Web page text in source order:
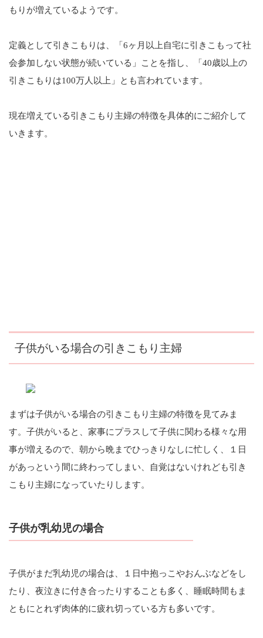
もりが増えているようです。
定義として引きこもりは、「6ヶ月以上自宅に引きこもって社
会参加しない状態が続いている」ことを指し、「40歳以上の
引きこもりは100万人以上」とも言われています。
現在増えている引きこもり主婦の特徴を具体的にご紹介して
いきます。
子供がいる場合の引きこもり主婦
まずは子供がいる場合の引きこもり主婦の特徴を見てみま
す。子供がいると、家事にプラスして子供に関わる様々な用
事が増えるので、朝から晩までひっきりなしに忙しく、１日
があっという間に終わってしまい、自覚はないけれども引き
こもり主婦になっていたりします。
子供が乳幼児の場合
子供がまだ乳幼児の場合は、１日中抱っこやおんぶなどをし
たり、夜泣きに付き合ったりすることも多く、睡眠時間もま
ともにとれず肉体的に疲れ切っている方も多いです。